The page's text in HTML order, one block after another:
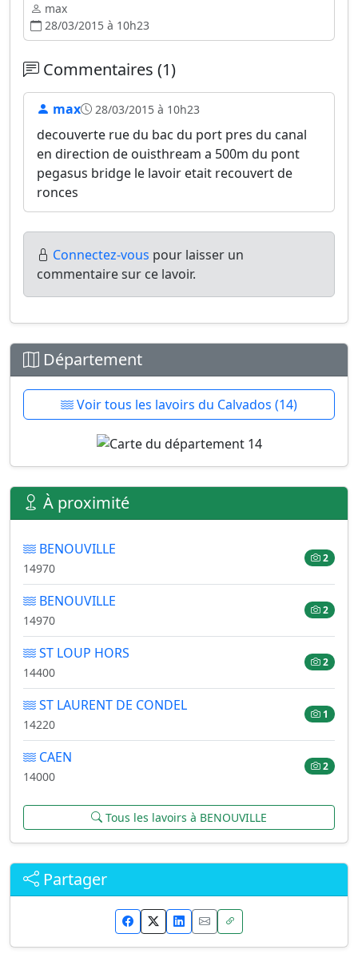
max
28/03/2015 à 10h23
Commentaires (1)
max 28/03/2015 à 10h23
decouverte rue du bac du port pres du canal
en direction de ouisthream a 500m du pont
pegasus bridge le lavoir etait recouvert de
ronces
Connectez-vous pour laisser un
commentaire sur ce lavoir.
Département
Voir tous les lavoirs du Calvados (14)
À proximité
BENOUVILLE
14970
2
BENOUVILLE
14970
2
ST LOUP HORS
14400
2
ST LAURENT DE CONDEL
14220
1
CAEN
14000
2
Tous les lavoirs à BENOUVILLE
Partager